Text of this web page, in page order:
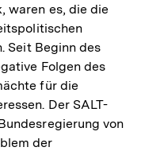
waren es, die die
Seit Beginn des
Folgen des
für die
Der SALT-
von
der